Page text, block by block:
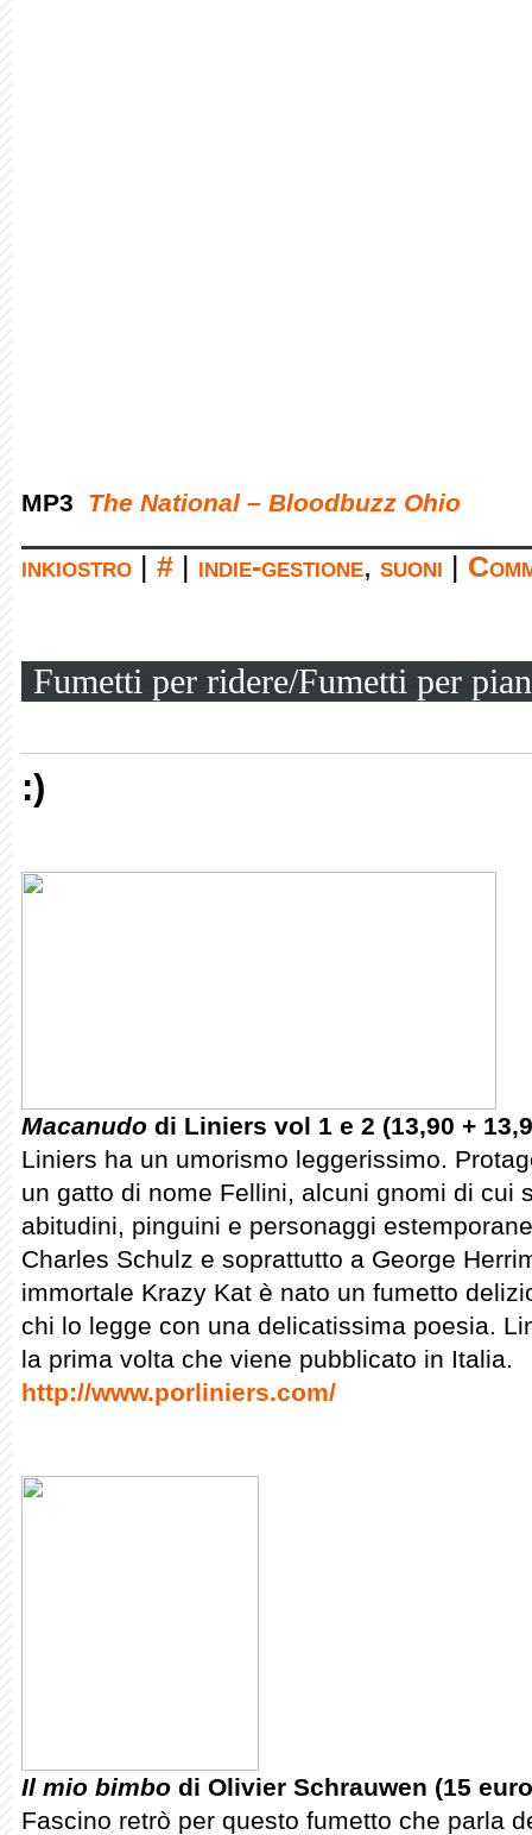
MP3 The National – Bloodbuzz Ohio
inkiostro # indie-gestione, suoni
Fumetti per ridere/Fumetti per
:)
Macanudo di Liniers vol 1 e 2 (13,90 +
Liniers ha un umorismo leggerissimo.
un gatto di nome Fellini, alcuni gnomi di cui
abitudini, pinguini e personaggi
Charles Schulz e soprattutto a George
immortale Krazy Kat è nato un fumetto
chi lo legge con una delicatissima poesia.
la prima volta che viene pubblicato in Italia.
http://www.porliniers.com/
Il mio bimbo di Olivier Schrauwen (15
Fascino retrò per questo fumetto che parla